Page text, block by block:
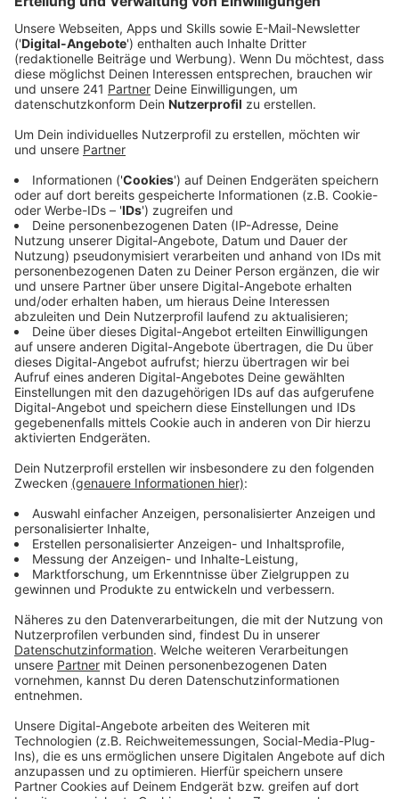
"Die Aufnahmen zu `Nur die Musik` waren
unbeschreiblich. Spontan, offen und sehr befreit. Es
finden sich viele Elemente anderer Bands in dem Song,
die mich schon früh beeinflusst und die sich irgendwie
fallende Glas aus 'Lemon Tree', Bocelli-Streicher oder
Chöre haben wir nach dem Abschlusskonzert zur
letzten Tour aufgenommen, nachts im Nightliner
während der Party auf der Heimfahrt. Und dann wäre
da natürlich noch das 'Don't give a fuck'-Sample...",
beschreibt JORIS, wie der Song entstanden ist.
Deutsch-Pop-Rebellionshaltung? Joris lacht. "Ich
denke, es hat etwas mit einem gewissen Sich-
Freischwimmen zu tun. Ich will mich nicht mit
Gegebenheiten arrangieren. Weder mit Gefühlen, noch
irgendwelchen Erwartungshaltungen mir gegenüber."
Dafür haben wir jetzt den Soundtrack im besten Mix
für euren Sommer: "Nur die Musik".
Wir benötigen Ihre
Zustimmung, um den YouTube
Video-Service zu laden!
Wir verwenden einen Service eines
Drittanbieters, um Videoinhalte
einzubetten. Dieser Service kann
Daten zu Ihren Aktivitäten
Details durch und stimmen Sie der
Nutzung des Service zu, um dieses
Video anzusehen.